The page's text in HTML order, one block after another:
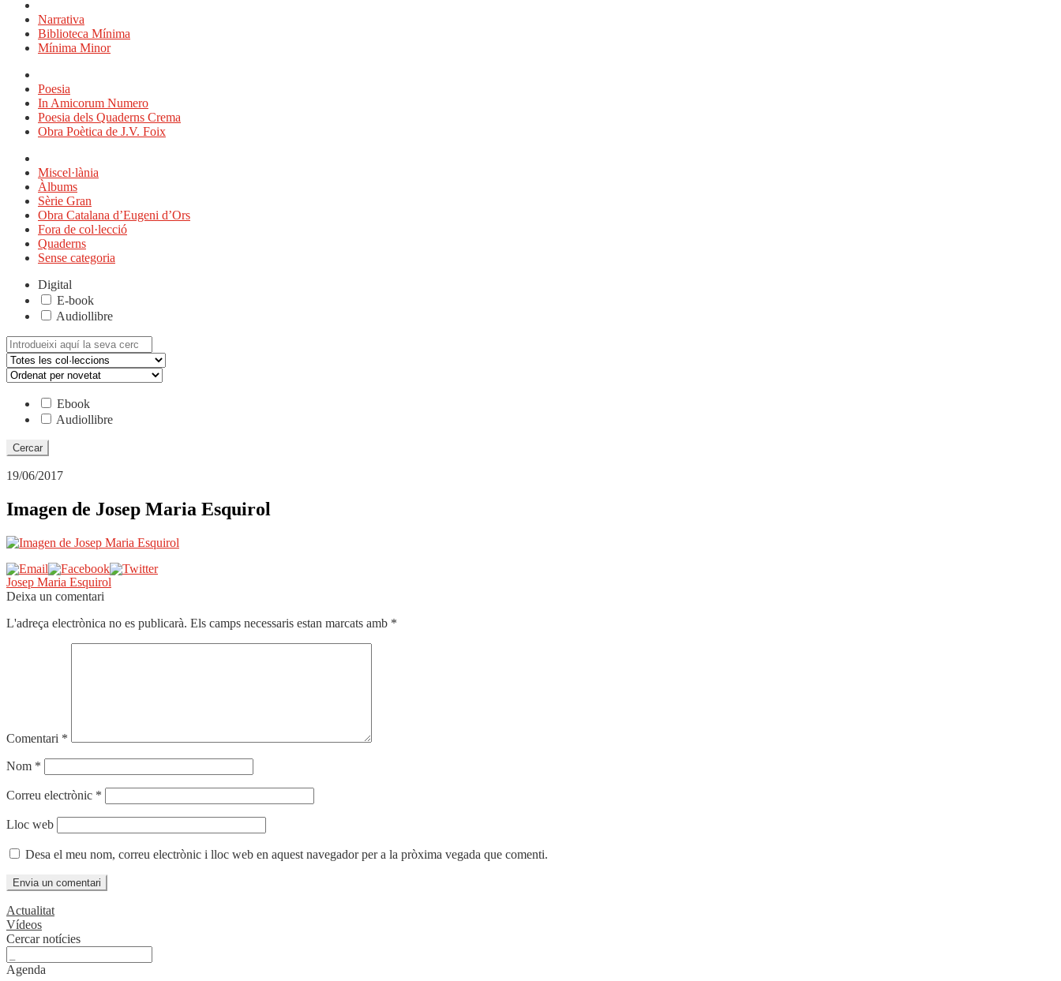
Narrativa
Biblioteca Mínima
Mínima Minor
Poesia
In Amicorum Numero
Poesia dels Quaderns Crema
Obra Poètica de J.V. Foix
Miscel·lània
Àlbums
Sèrie Gran
Obra Catalana d’Eugeni d’Ors
Fora de col·lecció
Quaderns
Sense categoria
Digital
E-book
Audiollibre
Cerca:
Ebook
Audiollibre
19/06/2017
Imagen de Josep Maria Esquirol
Navegació
d'entrades
Entrada
anterior:
Josep Maria Esquirol
Deixa un comentari
L'adreça electrònica no es publicarà. Els camps necessaris estan marcats amb *
Comentari *
Nom *
Correu electrònic *
Lloc web
Desa el meu nom, correu electrònic i lloc web en aquest navegador per a la pròxima vegada que comenti.
Actualitat
Vídeos
Cercar notícies
Agenda